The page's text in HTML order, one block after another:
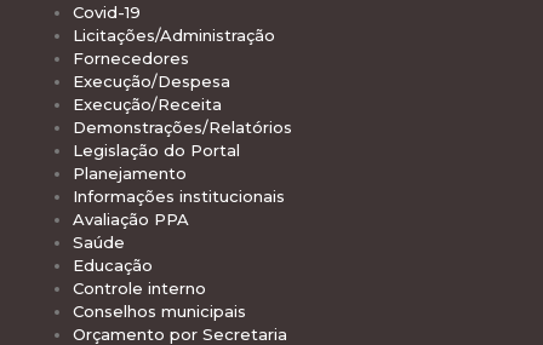
Covid-19
Licitações/Administração
Fornecedores
Execução/Despesa
Execução/Receita
Demonstrações/Relatórios
Legislação do Portal
Planejamento
Informações institucionais
Avaliação PPA
Saúde
Educação
Controle interno
Conselhos municipais
Orçamento por Secretaria